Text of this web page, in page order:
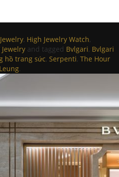
, High Jewelry Watch,
Jewelry and tagged Bvlgari, Bvlgari
hồ trang sức, Serpenti, The Hour
.